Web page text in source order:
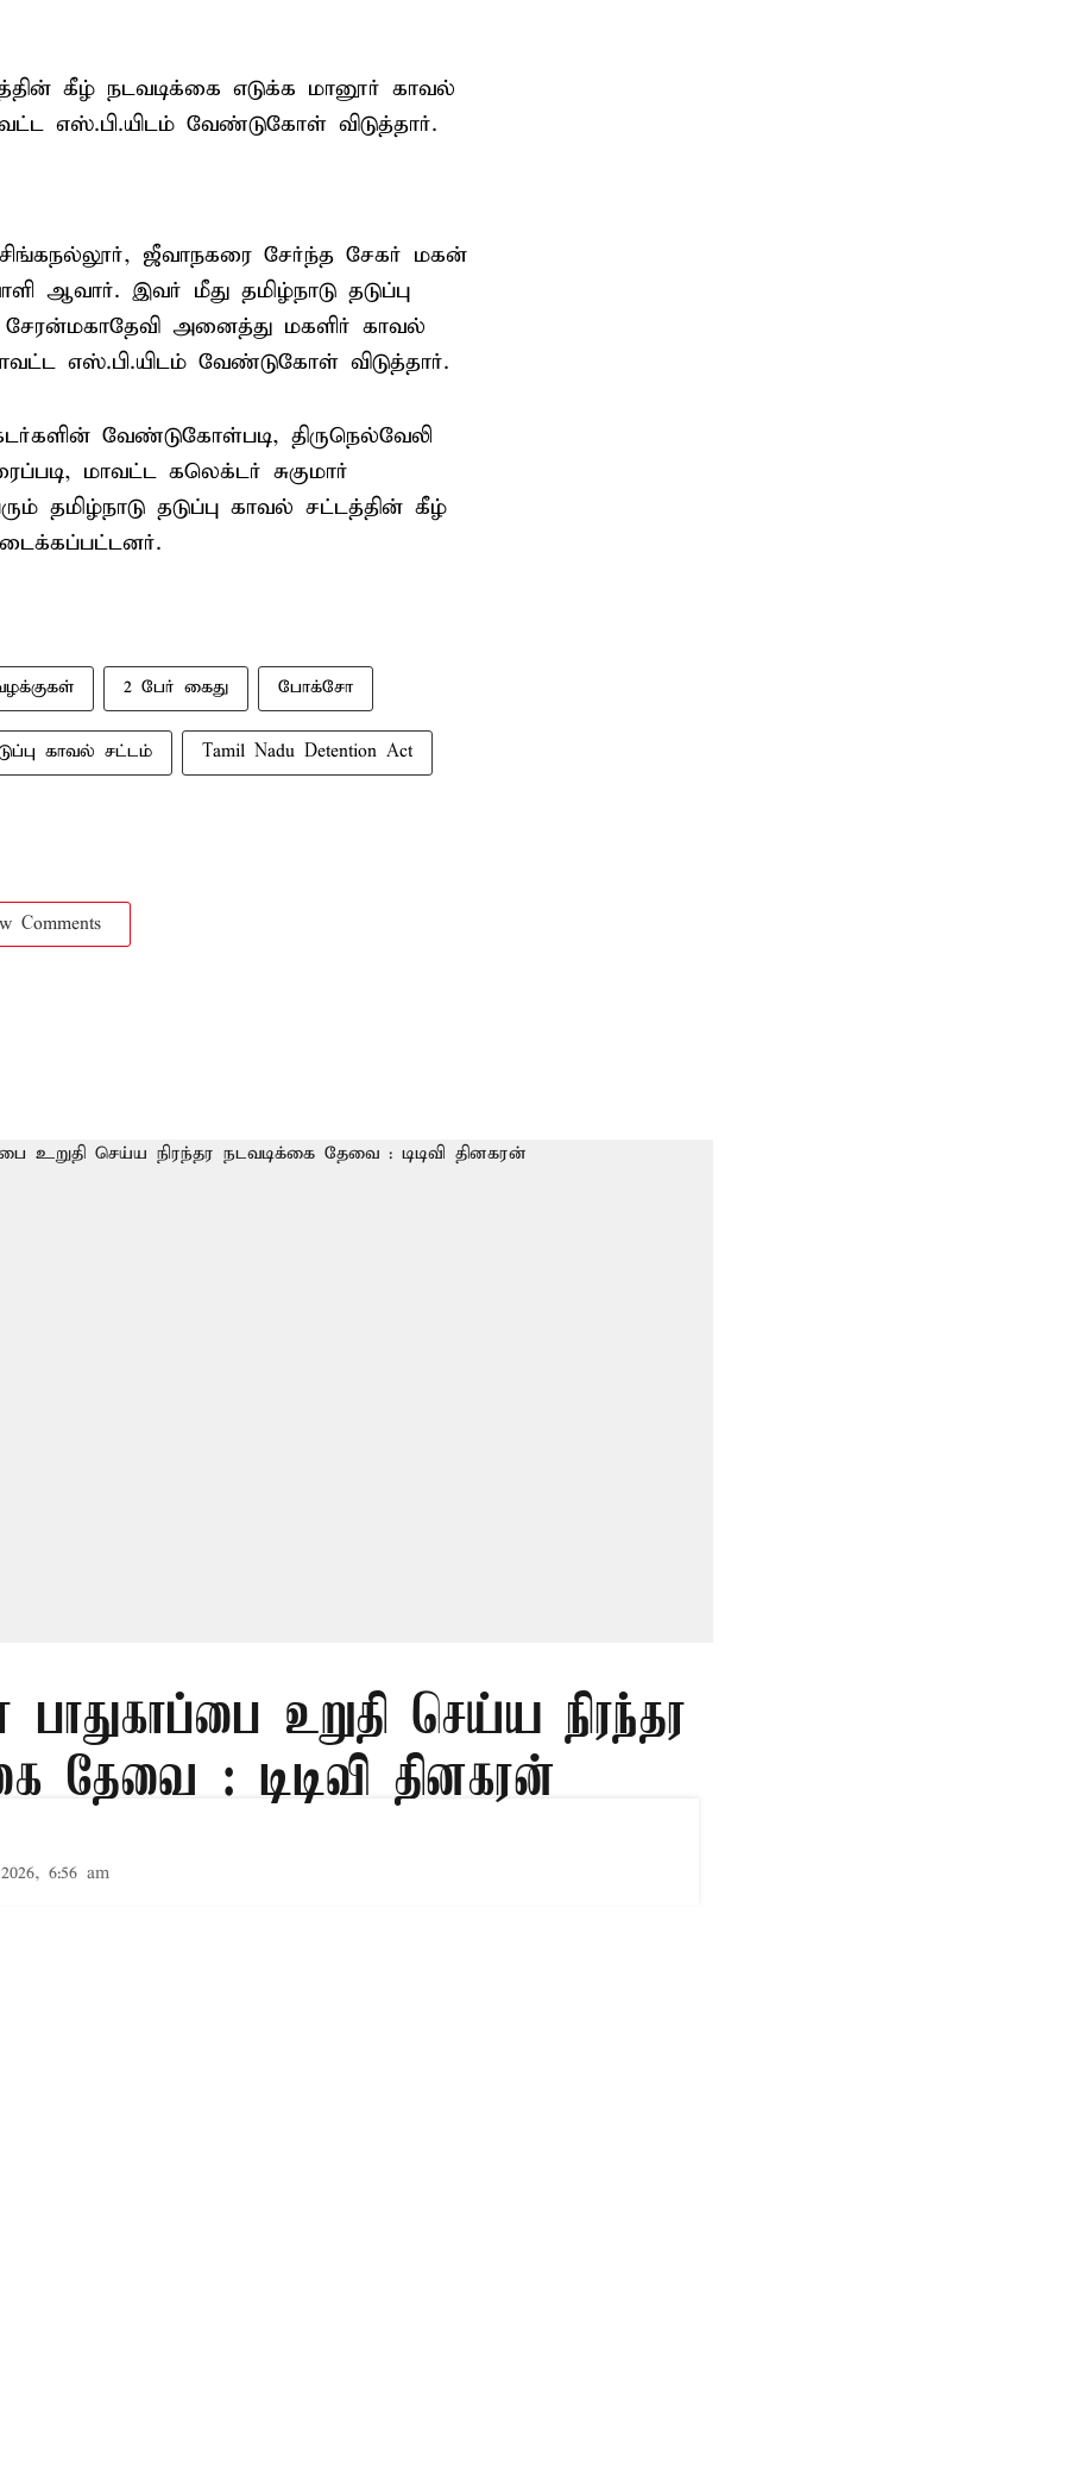
கீழ் நடவடிக்கை எடுக்க மானூர் காவல்
எஸ்.பி.யிடம் வேண்டுகோள் விடுத்தார்.
ஜீவாநகரை சேர்ந்த சேகர் மகன்
ஆவார். இவர் மீது தமிழ்நாடு தடுப்பு
அனைத்து மகளிர் காவல்
எஸ்.பி.யிடம் வேண்டுகோள் விடுத்தார்.
வேண்டுகோள்படி, திருநெல்வேலி
மாவட்ட கலெக்டர் சுகுமார்
தமிழ்நாடு தடுப்பு காவல் சட்டத்தின் கீழ்
2 பேர் கைது போக்சோ
காவல் சட்டம் Tamil Nadu Detention Act
Comments
உறுதி செய்ய நிரந்தர
தேவை : டிடிவி தினகரன்
6:56 am